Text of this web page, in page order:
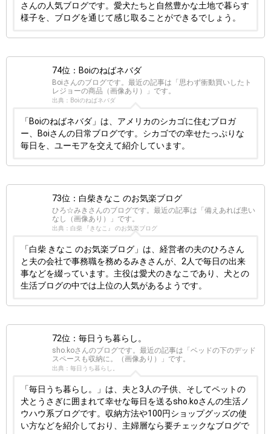
さんの人気ブログです。愛犬たちと自然豊かな土地で暮らす
様子を、ブログを通じて感じ取ることができるでしょう。
74位：Boiのねばネバダ
Boiさんのブログです。最近の記事は「思わず衝動買いしたト
レジョーの商品（画像あり）」です。
出典：Boiのねばネバダ
「Boiのねばネバダ」は、アメリカのシカゴに住むブロガ
ー、Boiさんの日常ブログです。シカゴでの幸せたっぷりな
毎日を、ユーモアを交えて紹介しています。
73位：白柴きなこ のお気楽ブログ
ひろ☆みきさんのブログです。最近の記事は「備えあれば患い
なし（画像あり）」です。
出典：白柴 『きなこ』 のお気楽ブログ
「白柴 きなこ のお気楽ブログ」は、経営者の夫のひろさん
と夫の会社で事務職を務めるみきさんが、2人で毎日の出来
事などを綴っています。主役は愛犬のきなこであり、犬との
生活ブログの中では上位の人気があるようです。
72位：毎日うち暮らし。
sho.koさんのブログです。最近の記事は「ベッドの下のデッド
スペースも収納に。（画像あり）」です。
出典：毎日うち暮らし。
「毎日うち暮らし。」は、夫と3人の子供、そしてペットの
犬とうさぎに囲まれて幸せな毎日を送るsho.koさんの生活ノ
ウハウ系ブログです。収納方法や100円ショップグッズの使
い方などを紹介しており、主婦層なら要チェックなブログで